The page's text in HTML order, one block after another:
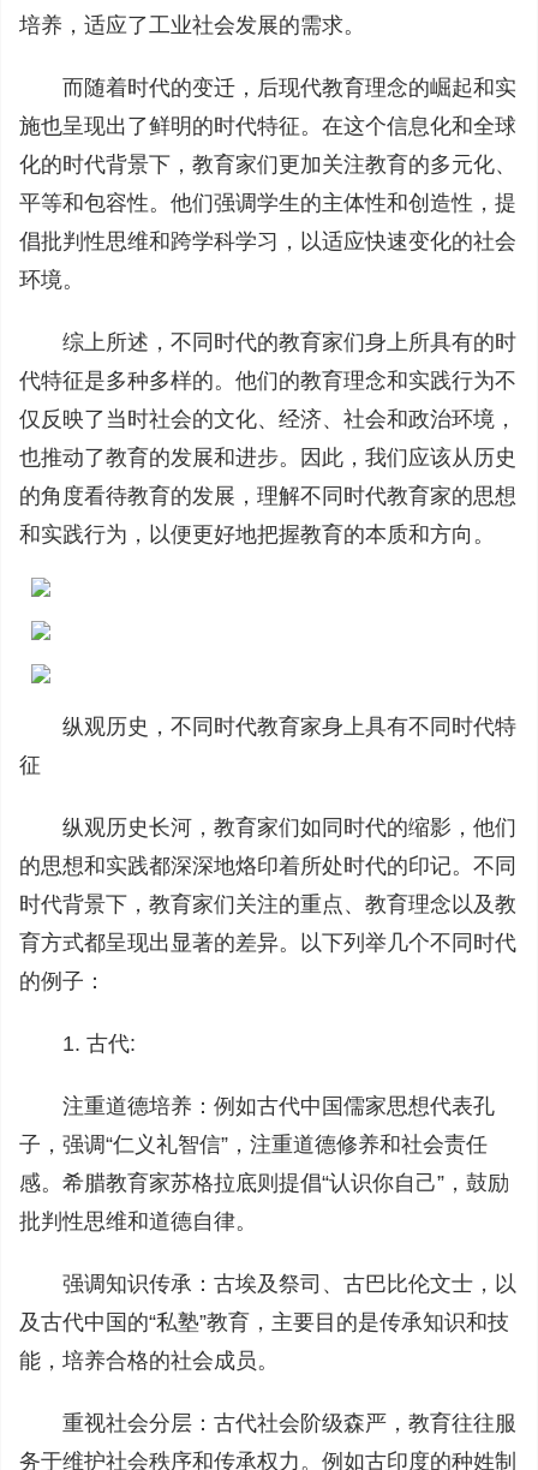
培养，适应了工业社会发展的需求。
而随着时代的变迁，后现代教育理念的崛起和实
施也呈现出了鲜明的时代特征。在这个信息化和全球
化的时代背景下，教育家们更加关注教育的多元化、
平等和包容性。他们强调学生的主体性和创造性，提
倡批判性思维和跨学科学习，以适应快速变化的社会
环境。
综上所述，不同时代的教育家们身上所具有的时
代特征是多种多样的。他们的教育理念和实践行为不
仅反映了当时社会的文化、经济、社会和政治环境，
也推动了教育的发展和进步。因此，我们应该从历史
的角度看待教育的发展，理解不同时代教育家的思想
和实践行为，以便更好地把握教育的本质和方向。
纵观历史，不同时代教育家身上具有不同时代特
征
纵观历史长河，教育家们如同时代的缩影，他们
的思想和实践都深深地烙印着所处时代的印记。不同
时代背景下，教育家们关注的重点、教育理念以及教
育方式都呈现出显著的差异。以下列举几个不同时代
的例子：
1. 古代:
注重道德培养：例如古代中国儒家思想代表孔
子，强调“仁义礼智信”，注重道德修养和社会责任
感。希腊教育家苏格拉底则提倡“认识你自己”，鼓励
批判性思维和道德自律。
强调知识传承：古埃及祭司、古巴比伦文士，以
及古代中国的“私塾”教育，主要目的是传承知识和技
能，培养合格的社会成员。
重视社会分层：古代社会阶级森严，教育往往服
务于维护社会秩序和传承权力。例如古印度的种姓制